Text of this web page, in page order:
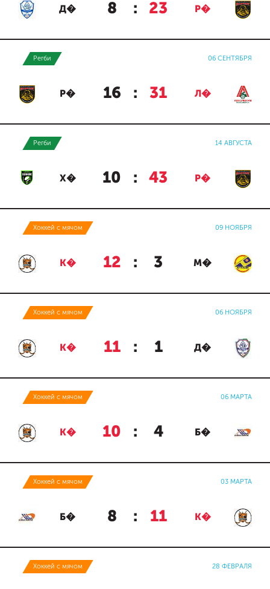
Д� 8 : 23 Р�
Регби 06 СЕНТЯБРЯ
Р� 16 : 31 Л�
Регби 14 АВГУСТА
Х� 10 : 43 Р�
Хоккей с мячом 09 НОЯБРЯ
К� 12 : 3 М�
Хоккей с мячом 06 НОЯБРЯ
К� 11 : 1 Д�
Хоккей с мячом 06 МАРТА
К� 10 : 4 Б�
Хоккей с мячом 03 МАРТА
Б� 8 : 11 К�
Хоккей с мячом 28 ФЕВРАЛЯ